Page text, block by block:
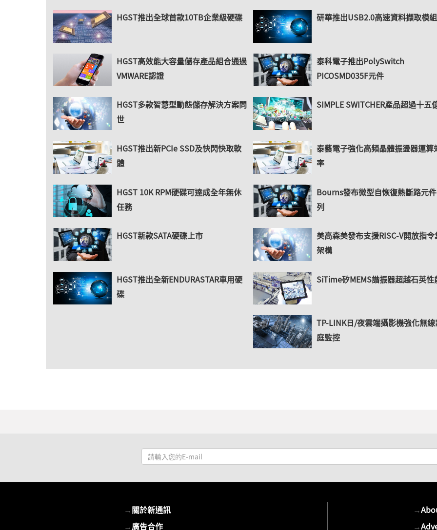
HGST推出全球首款10TB企業級硬碟
HGST高效能大容量儲存產品組合通過
VMWARE認證
HGST多款智慧型動態儲存解決方案問
世
HGST推出新PCIe SSD及快閃快取軟
體
HGST 10K RPM硬碟可達成全年無休
任務
HGST新款SATA硬碟上市
HGST推出全新ENDURASTAR車用硬
碟
研華推出USB2.0高速資料擷取模組
泰科電子推出PolySwitch
PICOSMD035F元件
SIMPLE SWITCHER產品超過十五
泰藝電子強化高頻晶體振盪器運算
率
Bourns發布微型自恢復熱斷路元
列
美高森美發布支援RISC-V開放指令
架構
SiTime矽MEMS諧振器超越石英性
TP-LINK日/夜雲端攝影機強化無
庭監控
請
輸
E-
mail
→關於新通訊
→廣告合作
→
→